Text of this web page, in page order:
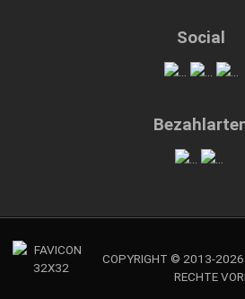
Social
COPYRIGHT © 2013-2026
RECHTE